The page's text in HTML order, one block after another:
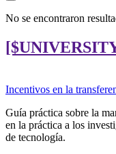
No se encontraron
Incentivos en la
Guía práctica sobre la
en la práctica a los
de tecnología.